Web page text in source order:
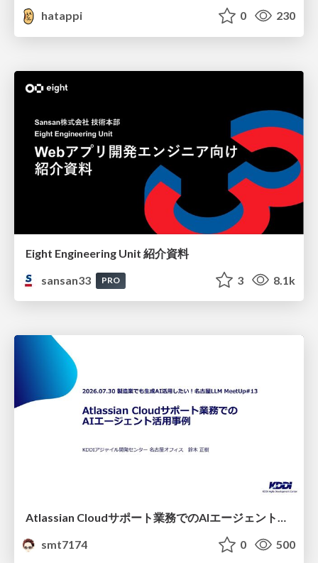
hatappi
0 230
Eight Engineering Unit 紹介資料
sansan33
PRO 3 8.1k
Atlassian Cloudサポート業務でのAIエージェント活用事例
smt7174
0 500